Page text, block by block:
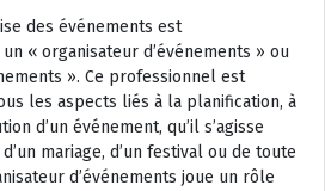
des événements est
« organisateur d’événements » ou
». Ce professionnel est
les aspects liés à la planification, à
d’un événement, qu’il s’agisse
mariage, d’un festival ou de toute
d’événements joue un rôle